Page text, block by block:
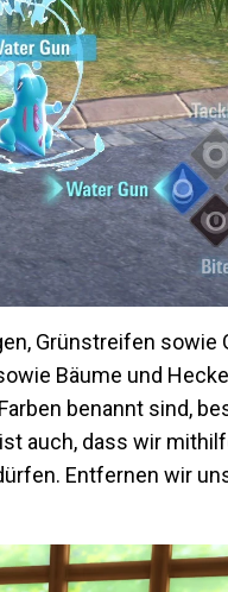
Grünstreifen
Bäume und
benannt sind,
auch, dass wir
Entfernen wir